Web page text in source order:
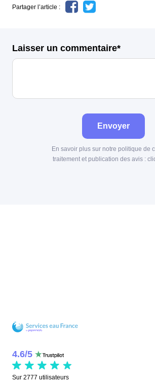
Partager l’article :
Laisser un commentaire*
Envoyer
En savoir plus sur notre politique de
traitement et publication des avis :
4.6/5
Sur 2777 utilisateurs